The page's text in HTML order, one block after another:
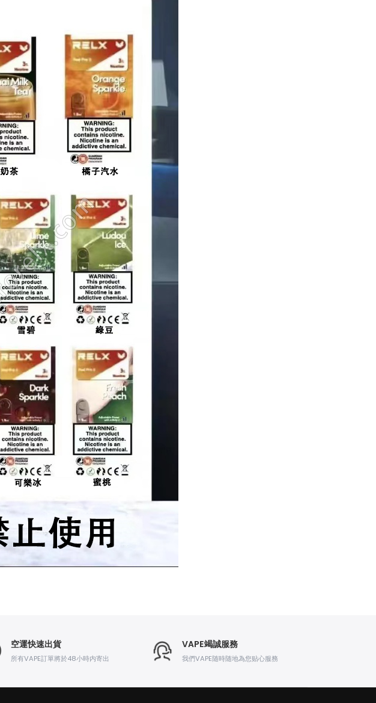
空運快速出貨
所有VAPE訂單將於48小時内寄出
VAPE竭誠服務
我們VAPE随時随地為您贴心服務